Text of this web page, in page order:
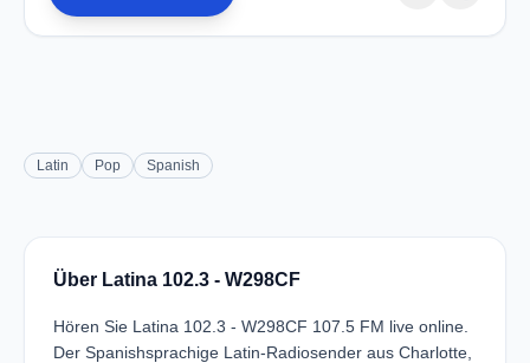
Latin Pop Spanish
Über Latina 102.3 - W298CF
Hören Sie Latina 102.3 - W298CF 107.5 FM live online.
Der Spanishsprachige Latin-Radiosender aus Charlotte,